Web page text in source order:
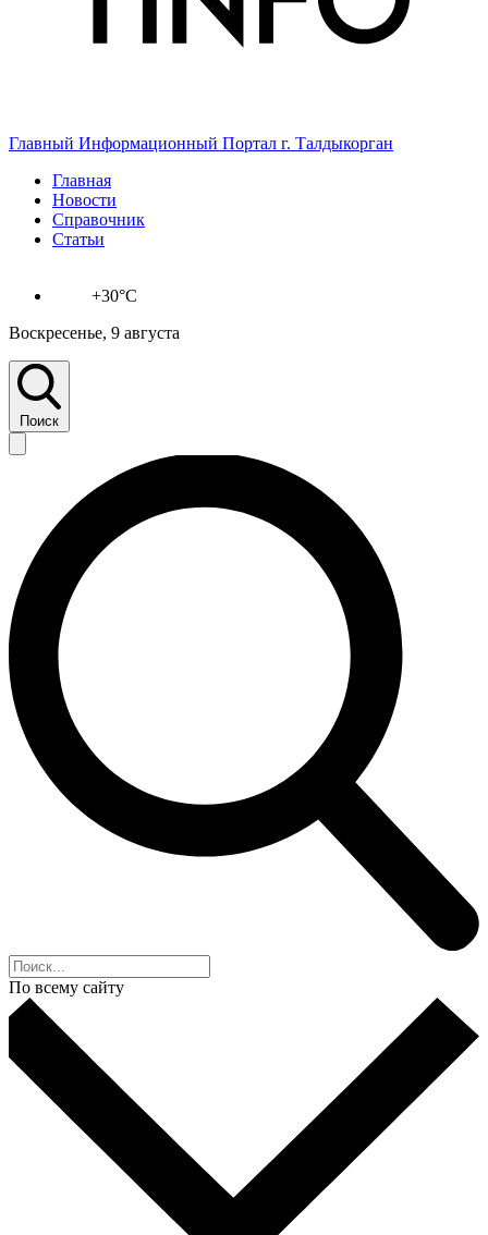
Главный Информационный Портал г. Талдыкорган
Главная
Новости
Справочник
Статьи
+30°C
Воскресенье, 9 августа
Поиск
По всему сайту